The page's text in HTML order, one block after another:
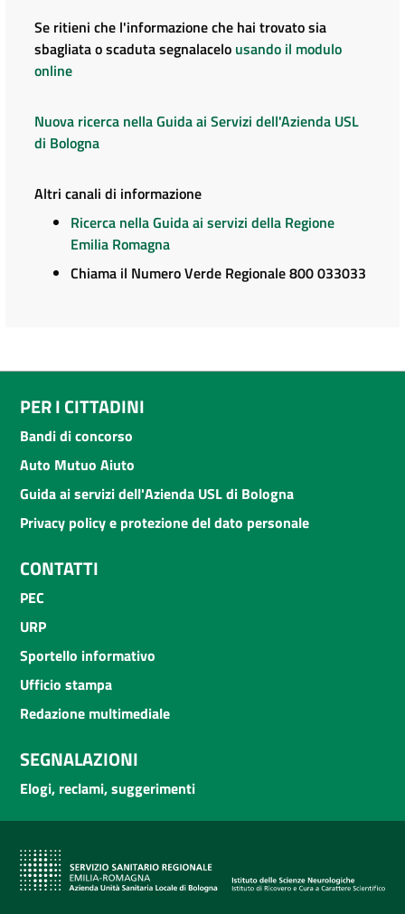
Se ritieni che l'informazione che hai trovato sia
sbagliata o scaduta segnalacelo usando il modulo
online
Nuova ricerca nella Guida ai Servizi dell'Azienda USL
di Bologna
Altri canali di informazione
Ricerca nella Guida ai servizi della Regione
Emilia Romagna
Chiama il Numero Verde Regionale 800 033033
PER I CITTADINI
Bandi di concorso
Auto Mutuo Aiuto
Guida ai servizi dell'Azienda USL di Bologna
Privacy policy e protezione del dato personale
CONTATTI
PEC
URP
Sportello informativo
Ufficio stampa
Redazione multimediale
SEGNALAZIONI
Elogi, reclami, suggerimenti